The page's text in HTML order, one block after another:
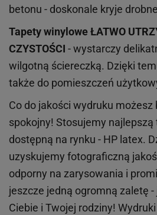
betonu - doskonale kryje
Tapety winyloweŁATWO
CZYSTOŚCI - wystarczy
wilgotną ściereczką. Dzięki
także do pomieszczeń
Co do jakości wydruku możesz
spokojny! Stosujemy najlepszą
dostępną na rynku - HP latex.
uzyskujemy fotograficzną
odporny na zarysowania i
jeszcze jedną ogromną zaletę
Ciebie i Twojej rodziny!